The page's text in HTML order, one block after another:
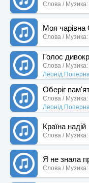
Слова / Музика:
Моя
Слова / Музика:
Голос
Слова / Музика:
Леонід
Оберіг
Слова / Музика:
Леонід
Країна надій
Слова / Музика:
Я не знала
Слова / Музика: